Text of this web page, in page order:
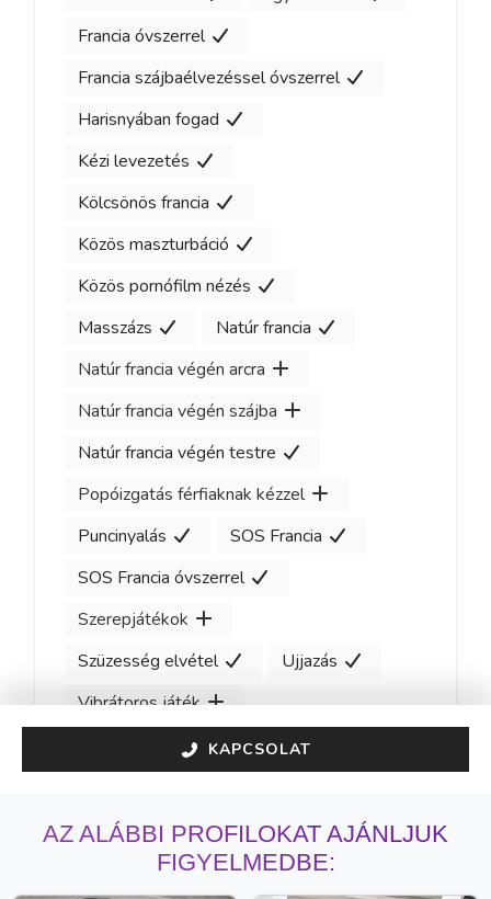
Francia óvszerrel
Francia szájbaélvezéssel óvszerrel
Harisnyában fogad
Kézi levezetés
Kölcsönös francia
Közös maszturbáció
Közös pornófilm nézés
Masszázs
Natúr francia
Natúr francia végén arcra
Natúr francia végén szájba
Natúr francia végén testre
Popóizgatás férfiaknak kézzel
Puncinyalás
SOS Francia
SOS Francia óvszerrel
Szerepjátékok
Szüzesség elvétel
Ujjazás
Vibrátoros játék
KAPCSOLAT
AZ ALÁBBI PROFILOKAT AJÁNLJUK
FIGYELMEDBE: